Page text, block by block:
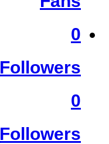
0
Followers
0
Followers